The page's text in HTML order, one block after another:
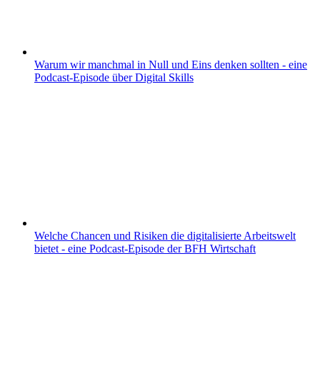
Warum wir manchmal in Null und Eins denken sollten - eine
Podcast-Episode über Digital Skills
Welche Chancen und Risiken die digitalisierte Arbeitswelt
bietet - eine Podcast-Episode der BFH Wirtschaft